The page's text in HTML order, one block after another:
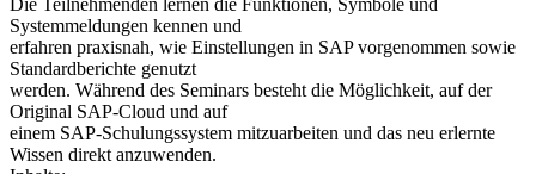
Systemmeldungen kennen und
erfahren praxisnah, wie Einstellungen in SAP vorgenommen sowie
Standardberichte genutzt
werden. Während des Seminars besteht die Möglichkeit, auf der
Original SAP-Cloud und auf
einem SAP-Schulungssystem mitzuarbeiten und das neu erlernte
Wissen direkt anzuwenden.